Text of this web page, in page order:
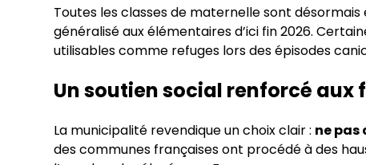
Toutes les classes de maternelle sont désormais
généralisé aux élémentaires d’ici fin 2026.
utilisables comme refuges lors des épisodes
Un soutien social renforcé aux
La municipalité revendique un choix clair : ne pas
des communes françaises ont procédé à des